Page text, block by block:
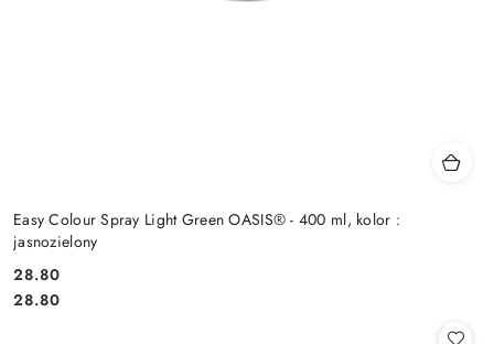
Easy Colour Spray Light Green OASIS® - 400 ml, kolor :
jasnozielony
Cena:
28.80
Cena:
28.80